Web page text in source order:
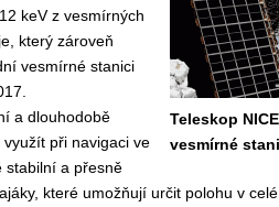
Teleskop
vesmírné
keV z vesmírných
který zároveň
vesmírné stanici
a dlouhodobě
při navigaci ve
stabilní a přesně
které umožňují určit polohu v